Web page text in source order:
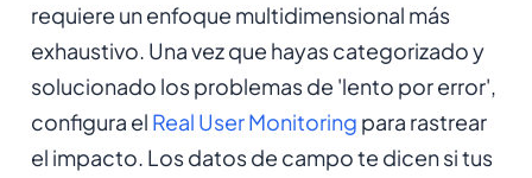
requiere un enfoque multidimensional más
exhaustivo. Una vez que hayas categorizado y
solucionado los problemas de 'lento por error',
configura el Real User Monitoring para rastrear
el impacto. Los datos de campo te dicen si tus